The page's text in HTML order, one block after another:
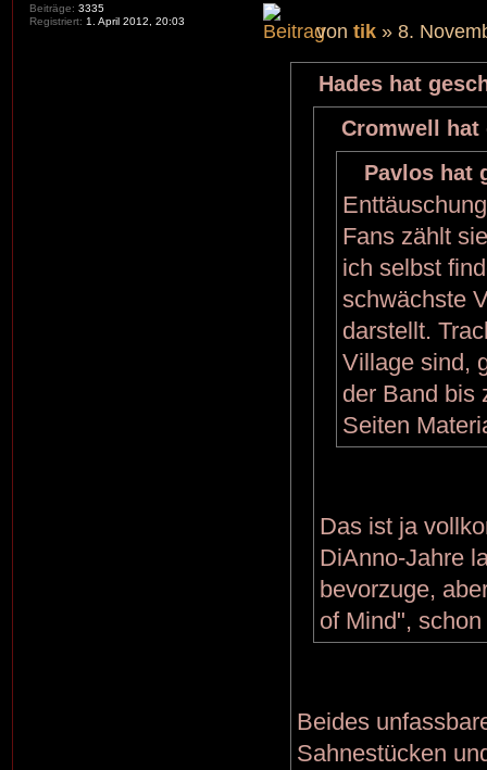
vontik » 8.
Hades hat
Cromwell hat
Pavlos hat
Fans zählt
ich selbst
schwächste
darstellt.
Village sind,
der Band bis
Seiten
Das ist ja
DiAnno-Jahre
bevorzuge,
of Mind",
Beides
Sahnestücken
Beiträge: 3335
Registriert: 1. April 2012, 20:03